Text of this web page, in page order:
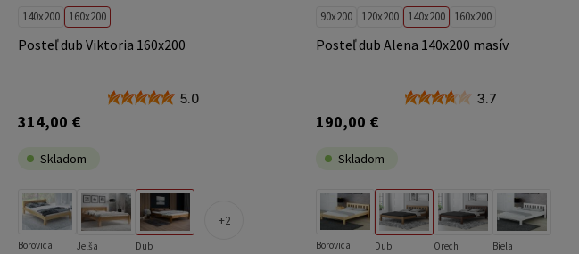
140x200 160x200
Posteľ dub Viktoria 160x200
5.0
314,00 €
Skladom
Borovica Jelša Dub
2
90x200 120x200 140x200 160x200
Posteľ dub Alena 140x200 masív
3.7
190,00 €
Skladom
Borovica Dub Orech Biela